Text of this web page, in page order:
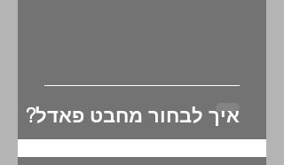
איך לבחור מחבט פאדל?